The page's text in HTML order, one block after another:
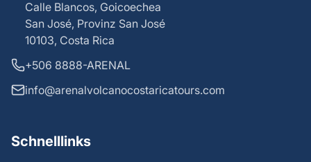
Calle Blancos, Goicoechea
San José, Provinz San José
10103, Costa Rica
+506 8888-ARENAL
info@arenalvolcanocostaricatours.com
Schnelllinks